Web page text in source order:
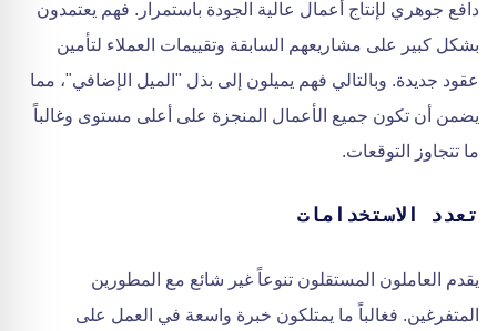
دافع جوهري لإنتاج أعمال عالية الجودة باستمرار. فهم يعتمدون
بشكل كبير على مشاريعهم السابقة وتقييمات العملاء لتأمين
عقود جديدة. وبالتالي فهم يميلون إلى بذل "الميل الإضافي"، مما
يضمن أن تكون جميع الأعمال المنجزة على أعلى مستوى وغالباً
ما تتجاوز التوقعات.
تعدد الاستخدامات
يقدم العاملون المستقلون تنوعاً غير شائع مع المطورين
المتفرغين. فغالباً ما يمتلكون خبرة واسعة في العمل على